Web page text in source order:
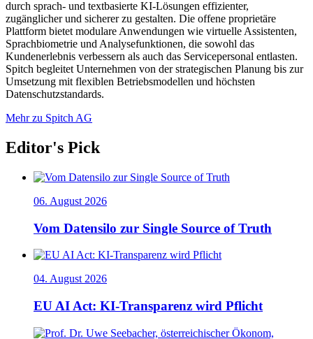
durch sprach- und textbasierte KI-Lösungen effizienter,
zugänglicher und sicherer zu gestalten. Die offene proprietäre
Plattform bietet modulare Anwendungen wie virtuelle Assistenten,
Sprachbiometrie und Analysefunktionen, die sowohl das
Kundenerlebnis verbessern als auch das Servicepersonal entlasten.
Spitch begleitet Unternehmen von der strategischen Planung bis zur
Umsetzung mit flexiblen Betriebsmodellen und höchsten
Datenschutzstandards.
Mehr zu Spitch AG
Editor's Pick
06. August 2026
Vom Datensilo zur Single Source of Truth
04. August 2026
EU AI Act: KI-Transparenz wird Pflicht